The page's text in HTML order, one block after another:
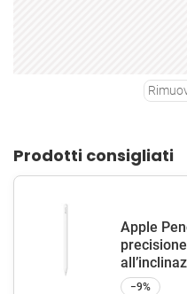
Prodotti consigliati
Apple
−9%